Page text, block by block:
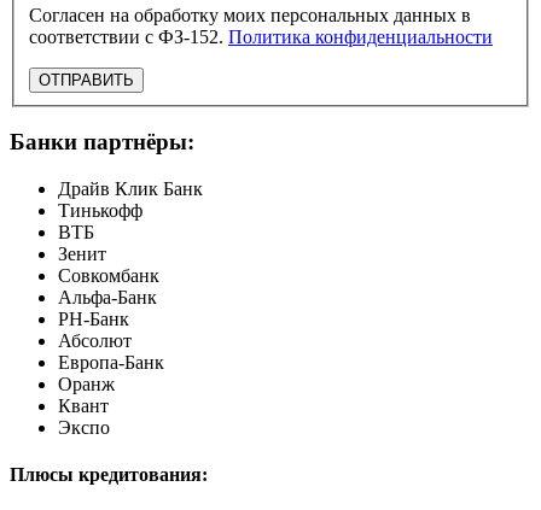
Согласен на обработку моих персональных данных в
соответствии с ФЗ-152. Политика конфиденциальности
ОТПРАВИТЬ
Банки партнёры:
Драйв Клик Банк
Тинькофф
ВТБ
Зенит
Совкомбанк
Альфа-Банк
РН-Банк
Абсолют
Европа-Банк
Оранж
Квант
Экспо
Плюсы кредитования: